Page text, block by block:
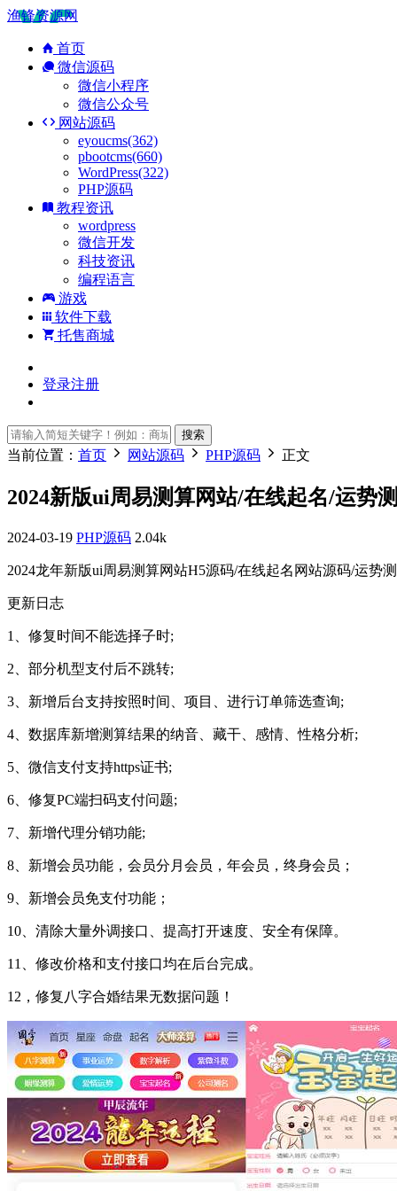
渔锋资源网
首页
微信源码
微信小程序
微信公众号
网站源码
eyoucms(362)
pbootcms(660)
WordPress(322)
PHP源码
教程资讯
wordpress
微信开发
科技资讯
编程语言
游戏
软件下载
托售商城
登录注册
搜索
当前位置： 首页 网站源码 PHP源码 正文
2024新版ui周易测算网站/在线起名/运势
2024-03-19 PHP源码 2.04k
2024龙年新版ui周易测算网站H5源码/在线起名网站源码/运势
更新日志
1、修复时间不能选择子时;
2、部分机型支付后不跳转;
3、新增后台支持按照时间、项目、进行订单筛选查询;
4、数据库新增测算结果的纳音、藏干、感情、性格分析;
5、微信支付支持https证书;
6、修复PC端扫码支付问题;
7、新增代理分销功能;
8、新增会员功能，会员分月会员，年会员，终身会员；
9、新增会员免支付功能；
10、清除大量外调接口、提高打开速度、安全有保障。
11、修改价格和支付接口均在后台完成。
12，修复八字合婚结果无数据问题！